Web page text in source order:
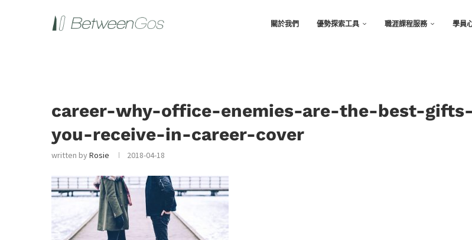
關於我們 優勢探索工具 職涯課程服務 學員
career-why-office-enemies-are-the-best-gifts-
you-receive-in-career-cover
written byRosie 2018-04-18